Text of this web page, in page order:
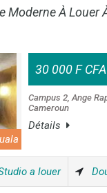
Moderne À Louer
30 000 F CFA
Campus 2, Ange
Cameroun
Détails
a louer